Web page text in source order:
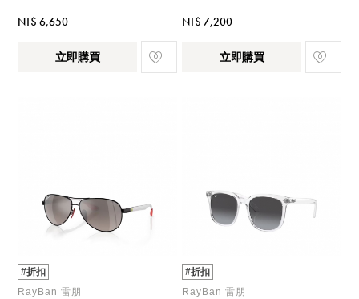
NT$ 6,650
立即購買
NT$ 7,200
立即購買
#折扣
RayBan 雷朋
#折扣
RayBan 雷朋